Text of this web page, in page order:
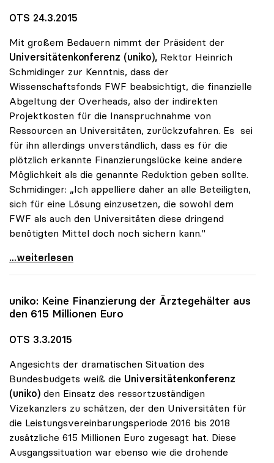
OTS 24.3.2015
Mit großem Bedauern nimmt der Präsident der
Universitätenkonferenz (uniko), Rektor Heinrich
Schmidinger zur Kenntnis, dass der
Wissenschaftsfonds FWF beabsichtigt, die finanzielle
Abgeltung der Overheads, also der indirekten
Projektkosten für die Inanspruchnahme von
Ressourcen an Universitäten, zurückzufahren. Es sei
für ihn allerdings unverständlich, dass es für die
plötzlich erkannte Finanzierungslücke keine andere
Möglichkeit als die genannte Reduktion geben sollte.
Schmidinger: „Ich appelliere daher an alle Beteiligten,
sich für eine Lösung einzusetzen, die sowohl dem
FWF als auch den Universitäten diese dringend
benötigten Mittel doch noch sichern kann."
uniko: Unverständnis für Reduktion der
...weiterlesen
uniko: Keine Finanzierung der Ärztegehälter aus
den 615 Millionen Euro
OTS 3.3.2015
Angesichts der dramatischen Situation des
Bundesbudgets weiß die Universitätenkonferenz
(uniko) den Einsatz des ressortzuständigen
Vizekanzlers zu schätzen, der den Universitäten für
die Leistungsvereinbarungsperiode 2016 bis 2018
zusätzliche 615 Millionen Euro zugesagt hat. Diese
Ausgangssituation war ebenso wie die drohende